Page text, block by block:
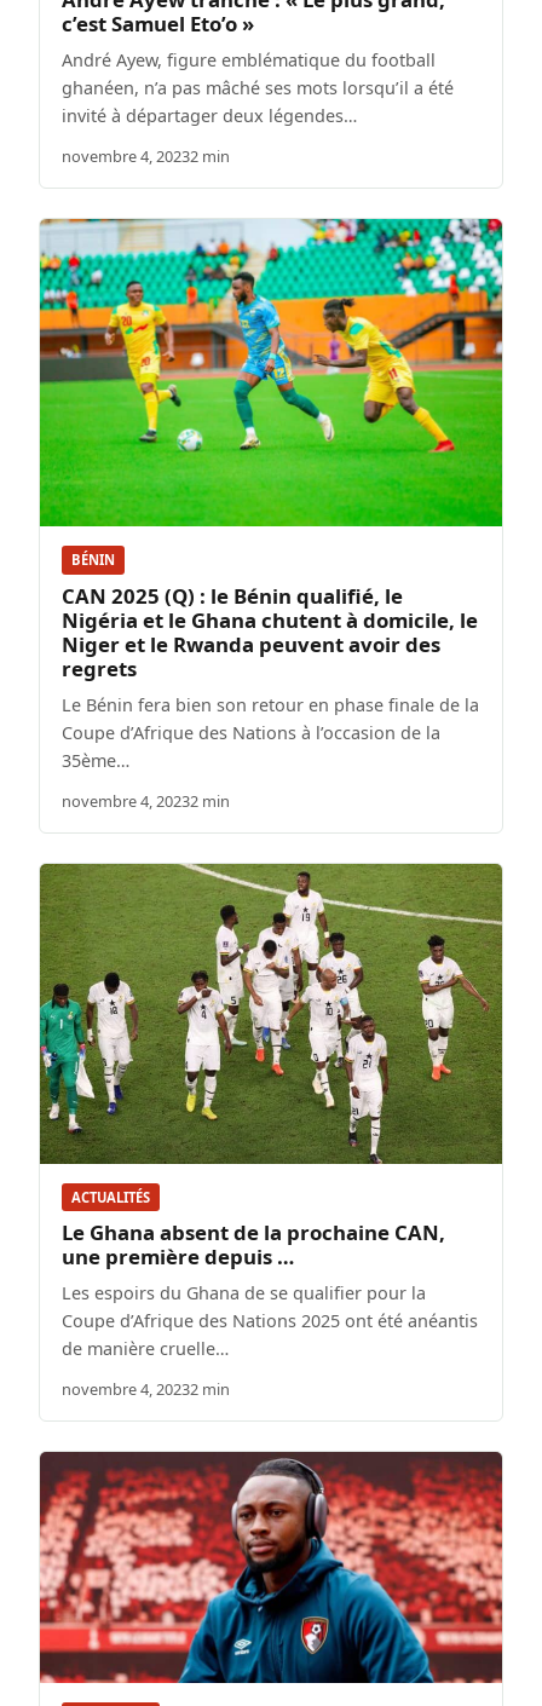
c’est Samuel Eto’o »
André Ayew, figure emblématique du football
ghanéen, n’a pas mâché ses mots lorsqu’il a été
invité à départager deux légendes…
novembre 4, 20232 min
BÉNIN
CAN 2025 (Q) : le Bénin qualifié, le
Nigéria et le Ghana chutent à domicile, le
Niger et le Rwanda peuvent avoir des
regrets
Le Bénin fera bien son retour en phase finale de la
Coupe d’Afrique des Nations à l’occasion de la
35ème…
novembre 4, 20232 min
ACTUALITÉS
Le Ghana absent de la prochaine CAN,
une première depuis …
Les espoirs du Ghana de se qualifier pour la
Coupe d’Afrique des Nations 2025 ont été anéantis
de manière cruelle…
novembre 4, 20232 min